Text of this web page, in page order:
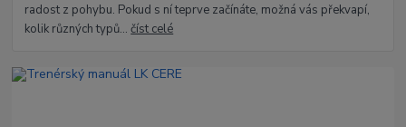
radost z pohybu. Pokud s ní teprve začínáte, možná vás překvapí,
kolik různých typů...číst celé